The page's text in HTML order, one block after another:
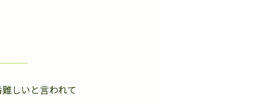
しいと言われて